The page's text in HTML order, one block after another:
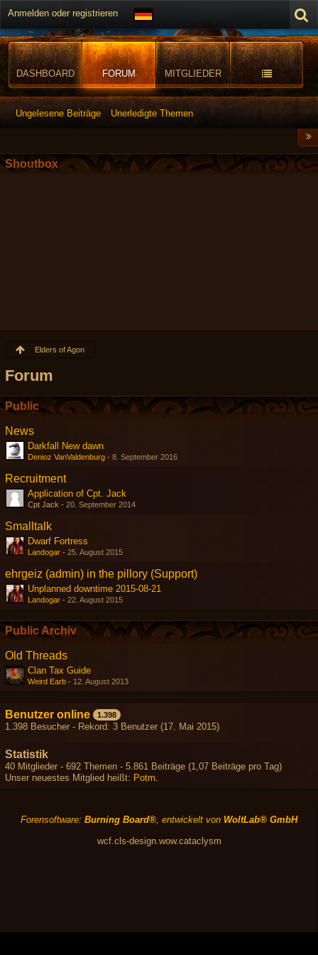
Anmelden oder registrieren
DASHBOARD FORUM MITGLIEDER
Ungelesene Beiträge Unerledigte Themen
Shoutbox
Elders of Agon
Forum
Public
News
Darkfall New dawn
Denioz VanValdenburg - 8. September 2016
Recruitment
Application of Cpt. Jack
Cpt Jack - 20. September 2014
Smalltalk
Dwarf Fortress
Landogar - 25. August 2015
ehrgeiz (admin) in the pillory (Support)
Unplanned downtime 2015-08-21
Landogar - 22. August 2015
Public Archiv
Old Threads
Clan Tax Guide
Weird Earb - 12. August 2013
Benutzer online 1.398
1.398 Besucher - Rekord: 3 Benutzer (17. Mai 2015)
Statistik
40 Mitglieder - 692 Themen - 5.861 Beiträge (1,07 Beiträge pro Tag)
Unser neuestes Mitglied heißt: Potm.
Forensoftware: Burning Board®, entwickelt von WoltLab® GmbH
wcf.cls-design.wow.cataclysm